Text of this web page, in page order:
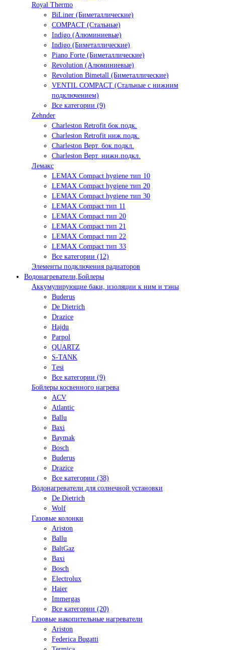
Royal Thermo
BiLiner (Биметаллические)
COMPACT (Стальные)
Indigo (Алюминиевые)
Indigo (Биметаллические)
Piano Forte (Биметаллические)
Revolution (Алюминиевые)
Revolution Bimetall (Биметаллические)
VENTIL COMPACT (Стальные с нижним
подключением)
Все категории (9)
Zehnder
Charleston Retrofit бок.подк.
Charleston Retrofit ниж.подк.
Charleston Верт. бок.подкл.
Charleston Верт. нижн.подкл.
Лемакс
LEMAX Compact hygiene тип 10
LEMAX Compact hygiene тип 20
LEMAX Compact hygiene тип 30
LEMAX Compact тип 11
LEMAX Compact тип 20
LEMAX Compact тип 21
LEMAX Compact тип 22
LEMAX Compact тип 33
Все категории (12)
Элементы подключения радиаторов
Водонагреватели,Бойлеры
Аккумулирующие баки, изоляции к ним и тэны
Buderus
De Dietrich
Drazice
Hajdu
Parpol
QUARTZ
S-TANK
Tеsi
Все категории (9)
Бойлеры косвенного нагрева
ACV
Atlantic
Ballu
Baxi
Baymak
Bosch
Buderus
Drazice
Все категории (38)
Водонагреватели для солнечной установки
De Dietrich
Wolf
Газовые колонки
Ariston
Ballu
BaltGaz
Baxi
Bosсh
Electrolux
Haier
Immergas
Все категории (20)
Газовые накопительные нагреватели
Ariston
Federica Bugatti